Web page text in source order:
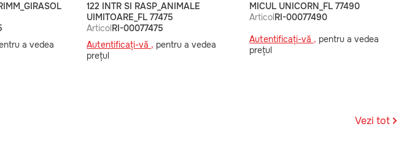
a vedea
122 INTR SI RASP_ANIMALE
UIMITOARE_FL 77475
ArticolRI-00077475
Autentificați-vă , pentru a vedea
prețul
MICUL UNICORN_FL 77490
ArticolRI-00077490
Autentificați-vă , pentru a vedea
prețul
Vezi tot